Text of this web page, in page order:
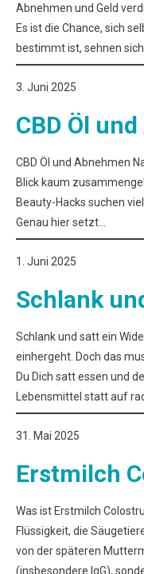
Abnehmen und Geld
Es ist die Chance, sich
bestimmt ist, sehnen
3. Juni 2025
CBD Öl
CBD Öl und Abnehmen
Blick kaum
Beauty-Hacks suchen
Genau hier setzt…
1. Juni 2025
Schlank
Schlank und satt ein
einhergeht. Doch das
Du Dich satt essen und
Lebensmittel statt auf
31. Mai 2025
Erstmilch
Was ist Erstmilch
Flüssigkeit, die
von der späteren
(insbesondere IgG),